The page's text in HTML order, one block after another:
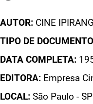
AUTOR: CINE
TIPO DE
DATA COMPLETA:
EDITORA: Empresa
LOCAL: São Paulo - SP